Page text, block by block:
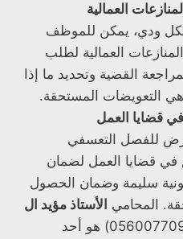
العمالية
ودي، يمكن للموظف
العمالية لطلب
القضية وتحديد ما إذا
التعويضات المستحقة.
قضايا العمل
للفصل التعسفي
في قضايا العمل لضمان
سليمة وضمان الحصول
المحامي الأستاذ مؤيد ال
(رقم الجوال: 0560077098) هو أحد